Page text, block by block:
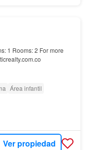
1 Rooms: 2 For more
Área infantil
Ver propiedad